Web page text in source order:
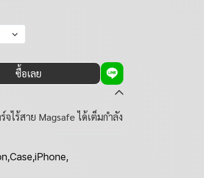
ซื้อเลย
ไร้สาย Magsafe ได้เต็มกำลัง
,Case,iPhone,